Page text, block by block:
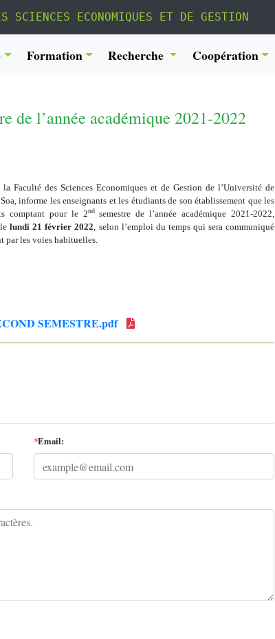
SCIENCES ECONOMIQUES ET DE GESTION
Formation Recherche Coopération
de l’année académique 2021-2022
Faculté des Sciences Economiques et de Gestion de l’Université de
informe les enseignants et les étudiants de son établissement que les
comptant pour le 2ndsemestre de l’année académique 2021-2022,
lelundi 21 février 2022, selon l’emploi du temps qui sera communiqué
par les voies habituelles.
SEMESTRE.pdf
*Email: